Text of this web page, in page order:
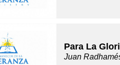
Para La
Juan